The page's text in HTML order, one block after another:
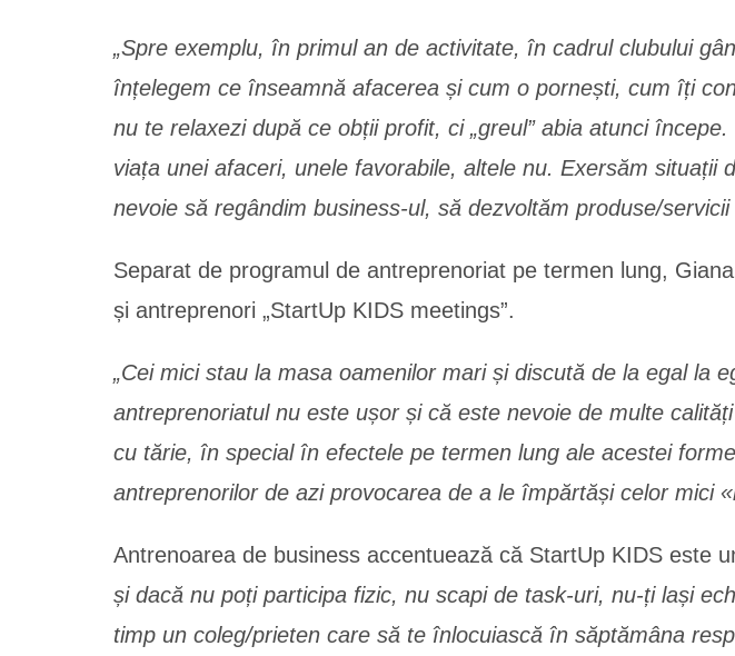
„Spre exemplu, în primul an de activitate, în cadrul clubului
înțelegem ce înseamnă afacerea și cum o pornești, cum îți
nu te relaxezi după ce obții profit, ci „greul” abia atunci
viața unei afaceri, unele favorabile, altele nu. Exersăm
nevoie să regândim business-ul, să dezvoltăm produse/servicii
Separat de programul de antreprenoriat pe termen lung,
și antreprenori „StartUp KIDS meetings”.
„Cei mici stau la masa oamenilor mari și discută de la egal la
antreprenoriatul nu este ușor și că este nevoie de multe
cu tărie, în special în efectele pe termen lung ale acestei
antreprenorilor de azi provocarea de a le împărtăși celor mici
Antrenoarea de business accentuează că StartUp KIDS este
și dacă nu poți participa fizic, nu scapi de task-uri, nu-ți lași
timp un coleg/prieten care să te înlocuiască în săptămâna